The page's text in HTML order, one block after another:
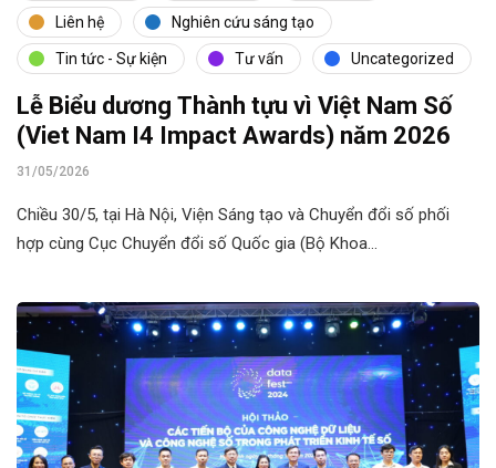
Liên hệ Nghiên cứu sáng tạo
Tin tức - Sự kiện Tư vấn Uncategorized
Lễ Biểu dương Thành tựu vì Việt Nam Số
(Viet Nam I4 Impact Awards) năm 2026
31/05/2026
Chiều 30/5, tại Hà Nội, Viện Sáng tạo và Chuyển đổi số phối
hợp cùng Cục Chuyển đổi số Quốc gia (Bộ Khoa…